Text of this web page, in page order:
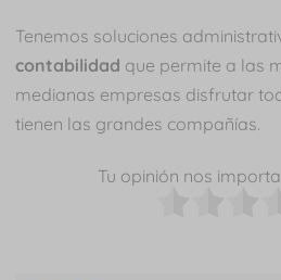
Tenemos soluciones
contabilidad que permite a las
medianas empresas disfrutar
tienen las grandes compañías.
Tu opinión nos